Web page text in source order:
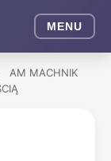
MENU
AM MACHNIK